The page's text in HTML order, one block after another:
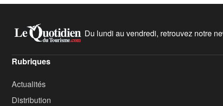
Du lundi au vendredi, retrouvez notre
Rubriques
Actualités
Distribution